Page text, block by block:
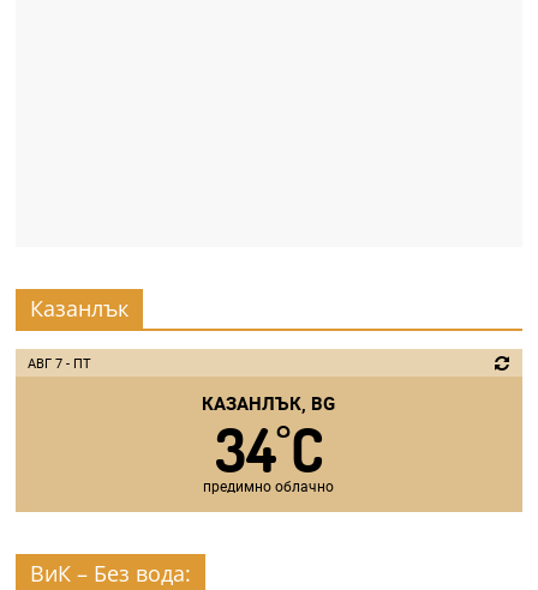
Казанлък
АВГ 7 - ПТ
КАЗАНЛЪК, BG
34°C
предимно облачно
ВиК – Без вода: